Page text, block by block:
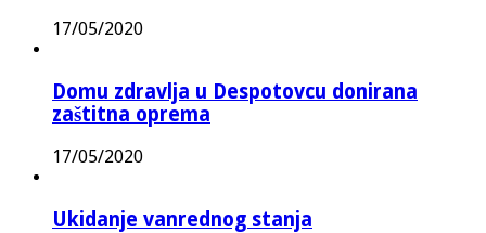
17/05/2020
Domu zdravlja u Despotovcu donirana
zaštitna oprema
17/05/2020
Ukidanje vanrednog stanja